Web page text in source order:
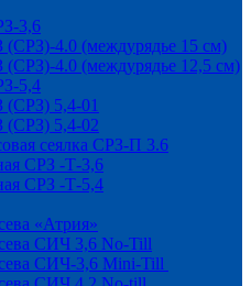
3,6
(СРЗ)-4.0 (междурядье 15 см)
(СРЗ)-4.0 (междурядье 12,5 см)
5,4
(СРЗ) 5,4-01
(СРЗ) 5,4-02
сеялка СРЗ-П 3.6
СРЗ -Т-3,6
СРЗ -Т-5,4
«Атрия»
СИЧ 3,6 No-Till
СИЧ-3,6 Mini-Till